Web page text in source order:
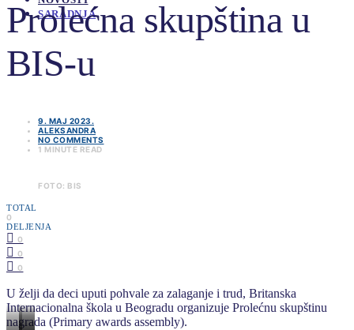
SARADNJA
Prolećna skupština u
BIS-u
9. MAJ 2023.
ALEKSANDRA
NO COMMENTS
1 MINUTE READ
FOTO: BIS
TOTAL
0
DELJENJA
0
0
0
U želji da deci uputi pohvale za zalaganje i trud, Britanska
Internacionalna škola u Beogradu organizuje Prolećnu skupštinu
nagrada (Primary awards assembly).